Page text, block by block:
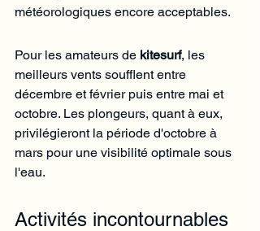
météorologiques encore acceptables.
Pour les amateurs de kitesurf, les
meilleurs vents soufflent entre
décembre et février puis entre mai et
octobre. Les plongeurs, quant à eux,
privilégieront la période d'octobre à
mars pour une visibilité optimale sous
l'eau.
Activités incontournables